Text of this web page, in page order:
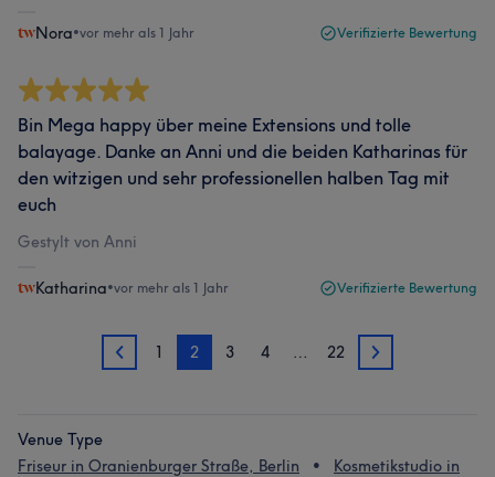
Nora•vor mehr als 1 Jahr Verifizierte Bewertung
Bin Mega happy über meine Extensions und tolle
balayage. Danke an Anni und die beiden Katharinas für
den witzigen und sehr professionellen halben Tag mit
euch
Gestylt von Anni
Katharina•vor mehr als 1 Jahr Verifizierte Bewertung
1 1 2 3 4 … 22 3
Venue Type
Friseur in Oranienburger Straße, Berlin
Kosmetikstudio in